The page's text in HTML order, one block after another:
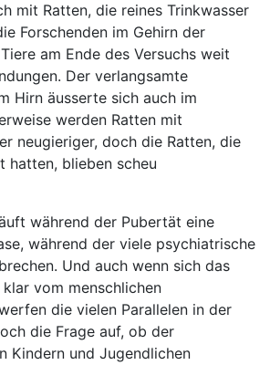
mit Ratten, die reines Trinkwasser
Forschenden im Gehirn der
am Ende des Versuchs weit
Der verlangsamte
Hirn äusserte sich auch im
werden Ratten mit
neugieriger, doch die Ratten, die
hatten, blieben scheu
während der Pubertät eine
während der viele psychiatrische
Und auch wenn sich das
vom menschlichen
die vielen Parallelen in der
die Frage auf, ob der
Kindern und Jugendlichen